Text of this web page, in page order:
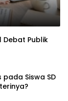
Debat Publik
pada Siswa SD